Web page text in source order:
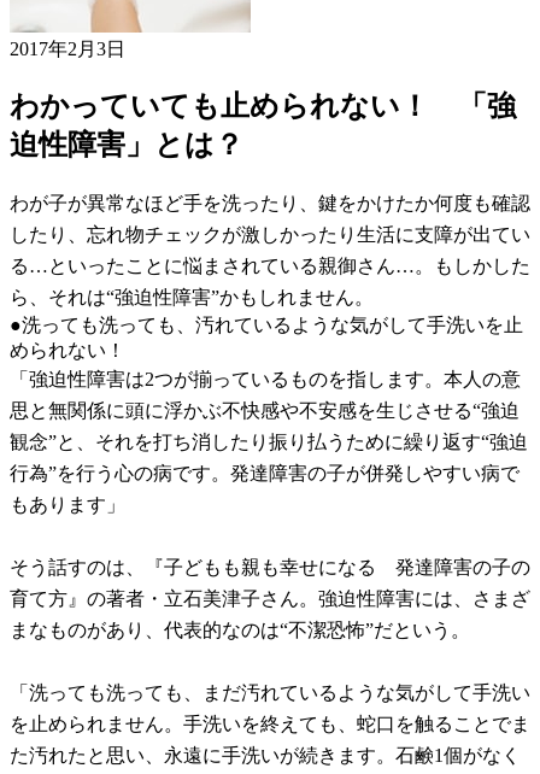
2017年2月3日
わかっていても止められない！ 「強
迫性障害」とは？
わが子が異常なほど手を洗ったり、鍵をかけたか何度も確認
したり、忘れ物チェックが激しかったり生活に支障が出てい
る…といったことに悩まされている親御さん…。もしかした
ら、それは“強迫性障害”かもしれません。
●洗っても洗っても、汚れているような気がして手洗いを止
められない！
「強迫性障害は2つが揃っているものを指します。本人の意
思と無関係に頭に浮かぶ不快感や不安感を生じさせる“強迫
観念”と、それを打ち消したり振り払うために繰り返す“強迫
行為”を行う心の病です。発達障害の子が併発しやすい病で
もあります」
そう話すのは、『子どもも親も幸せになる 発達障害の子の
育て方』の著者・立石美津子さん。強迫性障害には、さまざ
まなものがあり、代表的なのは“不潔恐怖”だという。
「洗っても洗っても、まだ汚れているような気がして手洗い
を止められません。手洗いを終えても、蛇口を触ることでま
た汚れたと思い、永遠に手洗いが続きます。石鹸1個がなく